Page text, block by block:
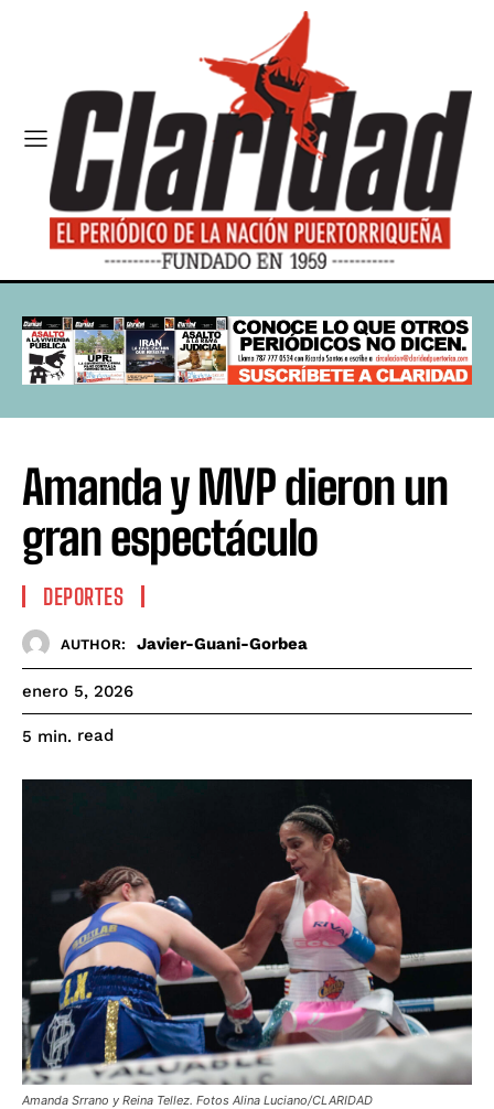
Amanda y MVP dieron un
gran espectáculo
DEPORTES
AUTHOR: Javier-Guani-Gorbea
enero 5, 2026
5 min. read
Amanda Srrano y Reina Tellez. Fotos Alina Luciano/CLARIDAD